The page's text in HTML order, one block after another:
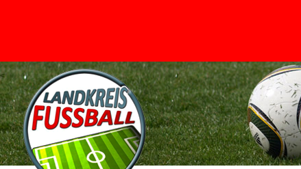
<